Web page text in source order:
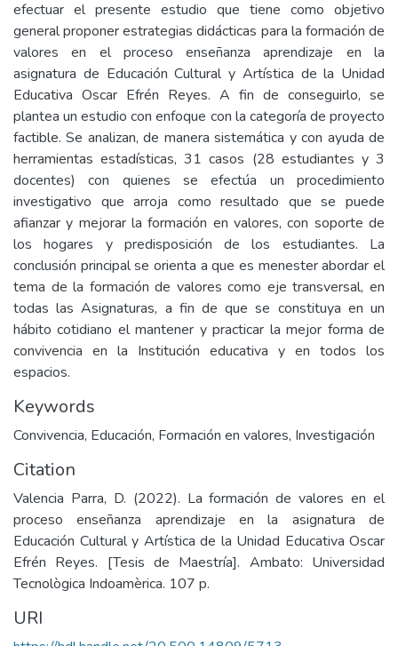
efectuar el presente estudio que tiene como objetivo
general proponer estrategias didácticas para la formación de
valores en el proceso enseñanza aprendizaje en la
asignatura de Educación Cultural y Artística de la Unidad
Educativa Oscar Efrén Reyes. A fin de conseguirlo, se
plantea un estudio con enfoque con la categoría de proyecto
factible. Se analizan, de manera sistemática y con ayuda de
herramientas estadísticas, 31 casos (28 estudiantes y 3
docentes) con quienes se efectúa un procedimiento
investigativo que arroja como resultado que se puede
afianzar y mejorar la formación en valores, con soporte de
los hogares y predisposición de los estudiantes. La
conclusión principal se orienta a que es menester abordar el
tema de la formación de valores como eje transversal, en
todas las Asignaturas, a fin de que se constituya en un
hábito cotidiano el mantener y practicar la mejor forma de
convivencia en la Institución educativa y en todos los
espacios.
Keywords
Convivencia, Educación, Formación en valores, Investigación
Citation
Valencia Parra, D. (2022). La formación de valores en el
proceso enseñanza aprendizaje en la asignatura de
Educación Cultural y Artística de la Unidad Educativa Oscar
Efrén Reyes. [Tesis de Maestría]. Ambato: Universidad
Tecnològica Indoamèrica. 107 p.
URI